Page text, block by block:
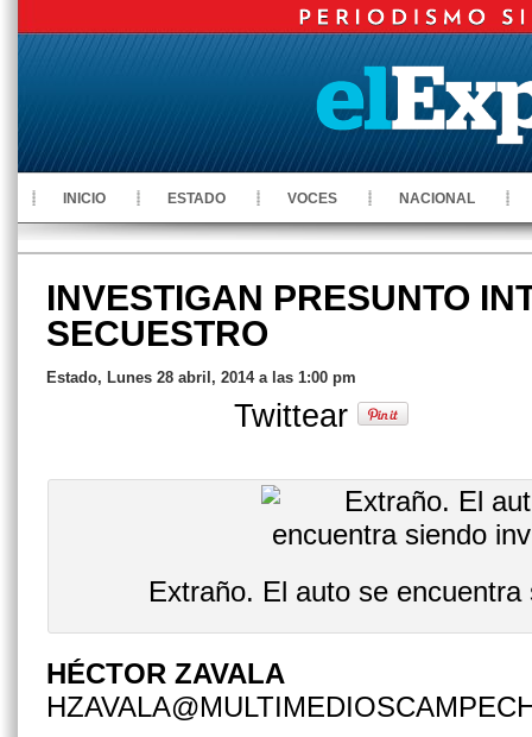
INICIO ESTADO VOCES NACIONAL
INVESTIGAN PRESUNTO
SECUESTRO
Estado, Lunes 28 abril, 2014 a las 1:00 pm
Twittear
Extraño. El auto se
HÉCTOR ZAVALA